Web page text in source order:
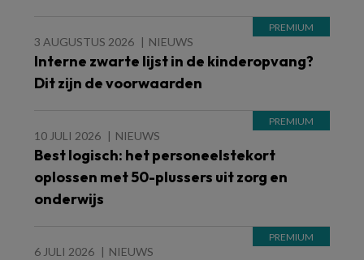
3 AUGUSTUS 2026 NIEUWS
Interne zwarte lijst in de kinderopvang?
Dit zijn de voorwaarden
10 JULI 2026 NIEUWS
Best logisch: het personeelstekort
oplossen met 50-plussers uit zorg en
onderwijs
6 JULI 2026 NIEUWS